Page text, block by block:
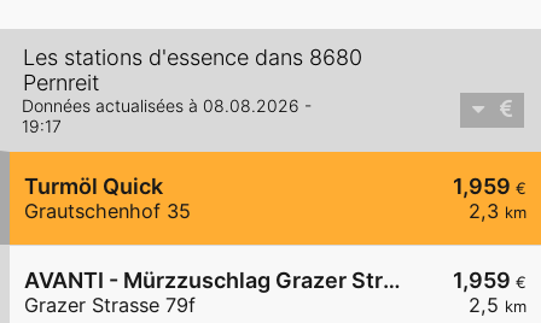
Les stations d'essence dans 8680
Pernreit
Données actualisées à 08.08.2026 -
19:17
1,959 €
2,3 km
Turmöl Quick
Grautschenhof 35
1,959 €
2,5 km
AVANTI - Mürzzuschlag Grazer Straße 79f
Grazer Strasse 79f